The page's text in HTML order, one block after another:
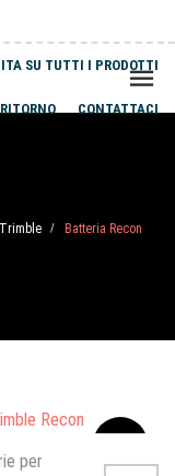
SU TUTTI I PRODOTTI
CONTATTACI
Trimble / Batteria Recon